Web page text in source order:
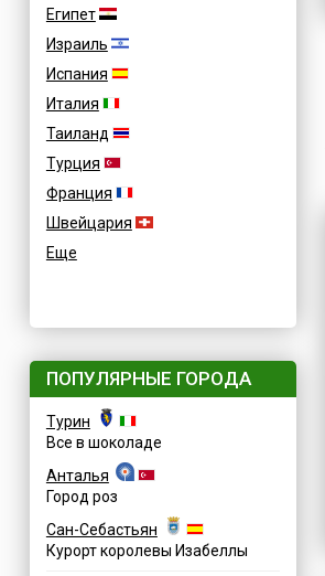
Египет
Израиль
Испания
Италия
Таиланд
Турция
Франция
Швейцария
Еще
ПОПУЛЯРНЫЕ ГОРОДА
Турин
Все в шоколаде
Анталья
Город роз
Сан-Себастьян
Курорт королевы Изабеллы